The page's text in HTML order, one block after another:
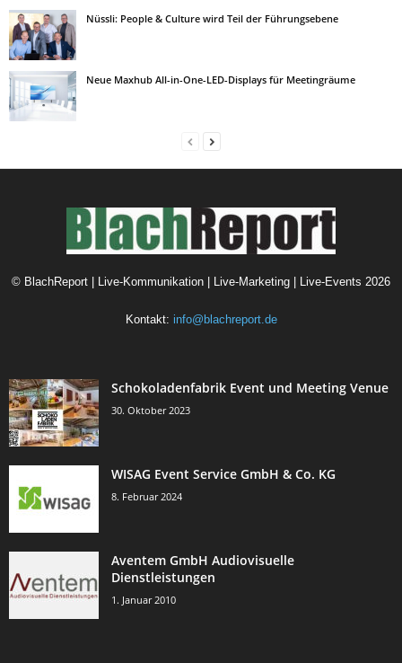
Nüssli: People & Culture wird Teil der Führungsebene
Neue Maxhub All-in-One-LED-Displays für Meetingräume
© BlachReport | Live-Kommunikation | Live-Marketing | Live-Events 2026
Kontakt: info@blachreport.de
Schokoladenfabrik Event und Meeting Venue
30. Oktober 2023
WISAG Event Service GmbH & Co. KG
8. Februar 2024
Aventem GmbH Audiovisuelle
Dienstleistungen
1. Januar 2010